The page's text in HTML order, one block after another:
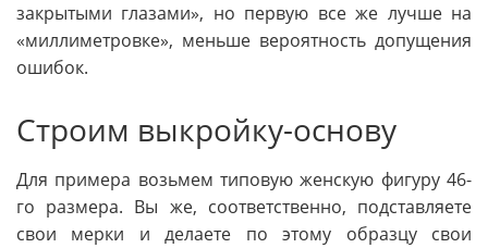
закрытыми глазами», но первую все же лучше на
«миллиметровке», меньше вероятность допущения
ошибок.
Строим выкройку-основу
Для примера возьмем типовую женскую фигуру 46-
го размера. Вы же, соответственно, подставляете
свои мерки и делаете по этому образцу свои